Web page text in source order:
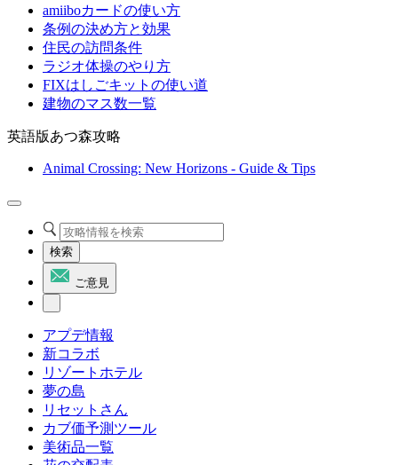
amiiboカードの使い方
条例の決め方と効果
住民の訪問条件
ラジオ体操のやり方
FIXはしごキットの使い道
建物のマス数一覧
英語版あつ森攻略
Animal Crossing: New Horizons - Guide & Tips
検索
ご意見
アプデ情報
新コラボ
リゾートホテル
夢の島
リセットさん
カブ価予測ツール
美術品一覧